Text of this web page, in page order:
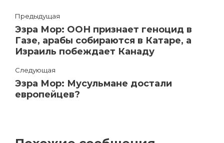
Предыдущая
Эзра Мор: ООН признает геноцид в
Газе, арабы собираются в Катаре, а
Израиль побеждает Канаду
Следующая
Эзра Мор: Мусульмане достали
европейцев?